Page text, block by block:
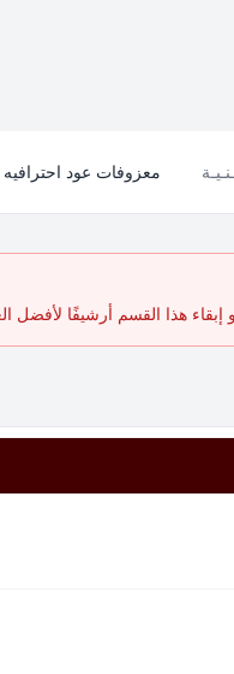
معزوفات عود احترافيه
هذا القسم أرشيفًا لأفضل